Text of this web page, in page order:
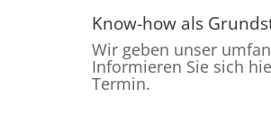
Know-how als
Wir geben unser
Informieren Sie sich
Termin.